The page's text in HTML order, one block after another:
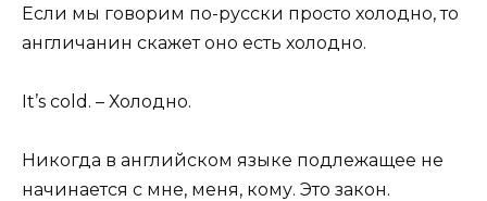
Если мы говорим по-русски просто холодно, то
англичанин скажет оно есть холодно.
It’s cold. – Холодно.
Никогда в английском языке подлежащее не
начинается с мне, меня, кому. Это закон.